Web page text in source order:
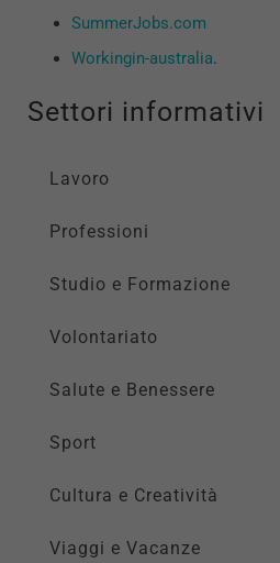
SummerJobs.com
Workingin-australia.
Settori informativi
Lavoro
Professioni
Studio e Formazione
Volontariato
Salute e Benessere
Sport
Cultura e Creatività
Viaggi e Vacanze